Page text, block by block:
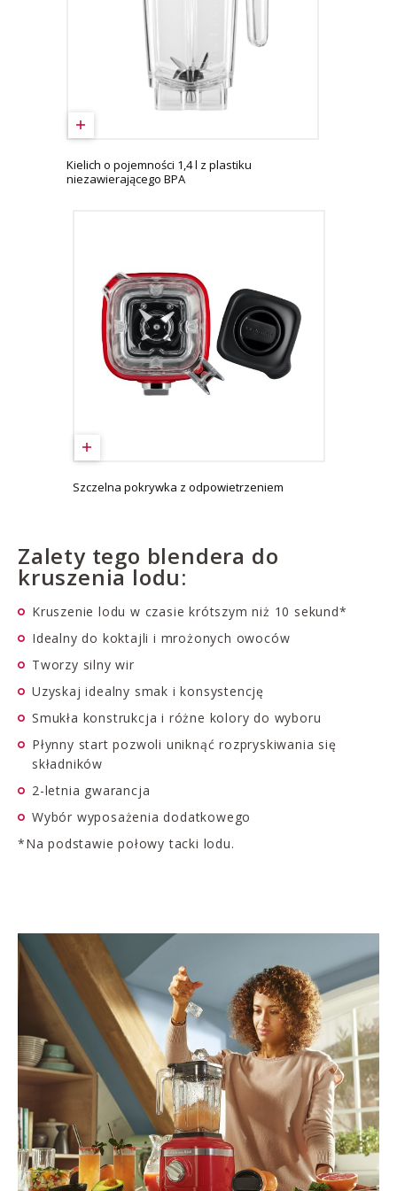
Kielich o pojemności 1,4 l z plastiku
niezawierającego BPA
Szczelna pokrywka z odpowietrzeniem
Zalety tego blendera do
kruszenia lodu:
Kruszenie lodu w czasie krótszym niż 10 sekund*
Idealny do koktajli i mrożonych owoców
Tworzy silny wir
Uzyskaj idealny smak i konsystencję
Smukła konstrukcja i różne kolory do wyboru
Płynny start pozwoli uniknąć rozpryskiwania się
składników
2-letnia gwarancja
Wybór wyposażenia dodatkowego
*Na podstawie połowy tacki lodu.